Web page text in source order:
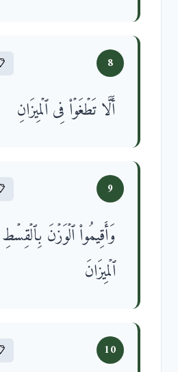
8
أَلَّا تَطۡغَوۡا۟ فِی ٱلۡمِیزَانِ
9
وَأَقِیمُوا۟ ٱلۡوَزۡنَ
ٱلۡمِیزَانَ
10